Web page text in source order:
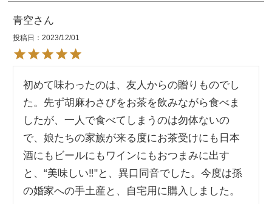
青空
投稿日 2023/12/01
初めて味わったのは、友人からの贈りものでし
た。先ず胡麻わさびをお茶を飲みながら食べま
したが、一人で食べてしまうのは勿体ないの
で、娘たちの家族が来る度にお茶受けにも日本
酒にもビールにもワインにもおつまみに出す
と、“美味しい‼︎"と、異口同音でした。今度は孫
の婚家への手土産と、自宅用に購入しました。